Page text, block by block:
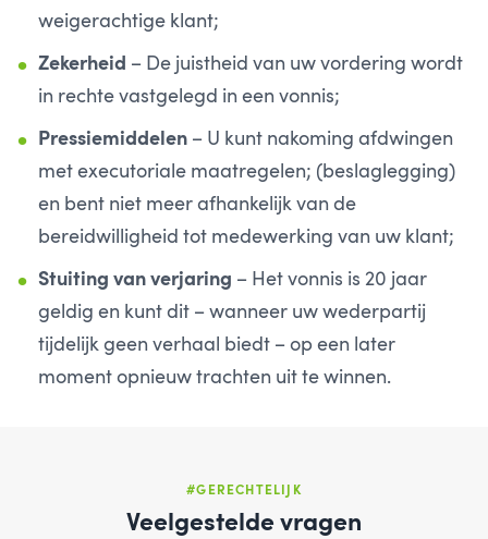
weigerachtige klant;
Zekerheid – De juistheid van uw vordering wordt
in rechte vastgelegd in een vonnis;
Pressiemiddelen – U kunt nakoming afdwingen
met executoriale maatregelen; (beslaglegging)
en bent niet meer afhankelijk van de
bereidwilligheid tot medewerking van uw klant;
Stuiting van verjaring – Het vonnis is 20 jaar
geldig en kunt dit – wanneer uw wederpartij
tijdelijk geen verhaal biedt – op een later
moment opnieuw trachten uit te winnen.
#GERECHTELIJK
Veelgestelde vragen